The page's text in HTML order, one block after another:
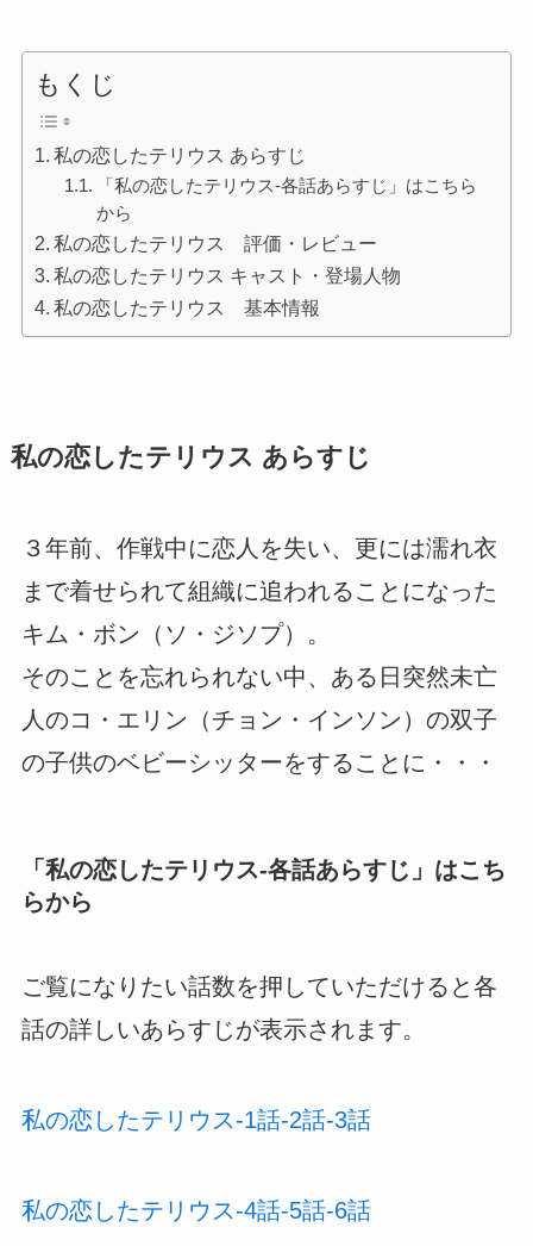
もくじ
私の恋したテリウス あらすじ
「私の恋したテリウス-各話あらすじ」はこちら
から
私の恋したテリウス 評価・レビュー
私の恋したテリウス キャスト・登場人物
私の恋したテリウス 基本情報
私の恋したテリウス あらすじ
３年前、作戦中に恋人を失い、更には濡れ衣
まで着せられて組織に追われることになった
キム・ボン（ソ・ジソプ）。
そのことを忘れられない中、ある日突然未亡
人のコ・エリン（チョン・インソン）の双子
の子供のベビーシッターをすることに・・・
「 私の恋したテリウス-各話あらすじ 」はこち
らから
ご覧になりたい話数を押していただけると各
話の詳しいあらすじが表示されます。
私の恋したテリウス-1話-2話-3話
私の恋したテリウス-4話-5話-6話